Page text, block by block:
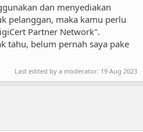
dan menyediakan
pelanggan, maka kamu perlu
Partner Network".
tahu, belum pernah saya pake
Last edited by a moderator: 19 Aug 2023